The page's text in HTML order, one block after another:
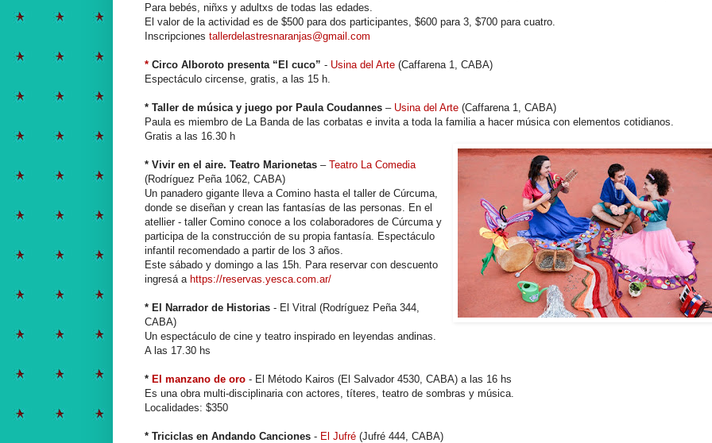
Para bebés, niñxs y adultxs de todas las edades.
El valor de la actividad es de $500 para dos participantes, $600 para 3, $700 para cuatro.
Inscripciones tallerdelastresnaranjas@gmail.com
* Circo Alboroto presenta “El cuco” - Usina del Arte (Caffarena 1, CABA)
Espectáculo circense, gratis, a las 15 h.
* Taller de música y juego por Paula Coudannes – Usina del Arte (Caffarena 1, CABA)
Paula es miembro de La Banda de las corbatas e invita a toda la familia a hacer música con elementos cotidianos.
Gratis a las 16.30 h
* Vivir en el aire. Teatro Marionetas – Teatro La Comedia
(Rodríguez Peña 1062, CABA)
Un panadero gigante lleva a Comino hasta el taller de Cúrcuma,
donde se diseñan y crean las fantasías de las personas. En el
atellier - taller Comino conoce a los colaboradores de Cúrcuma y
participa de la construcción de su propia fantasía. Espectáculo
infantil recomendado a partir de los 3 años.
Este sábado y domingo a las 15h. Para reservar con descuento
ingresá a https://reservas.yesca.com.ar/
* El Narrador de Historias - El Vitral (Rodríguez Peña 344,
CABA)
Un espectáculo de cine y teatro inspirado en leyendas andinas.
A las 17.30 hs
* El manzano de oro - El Método Kairos (El Salvador 4530, CABA) a las 16 hs
Es una obra multi-disciplinaria con actores, títeres, teatro de sombras y música.
Localidades: $350
* Triciclas en Andando Canciones - El Jufré (Jufré 444, CABA)